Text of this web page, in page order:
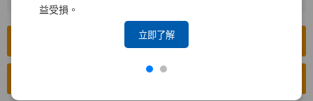
益受損。
立即了解
前往公開資訊觀測站(中文版)